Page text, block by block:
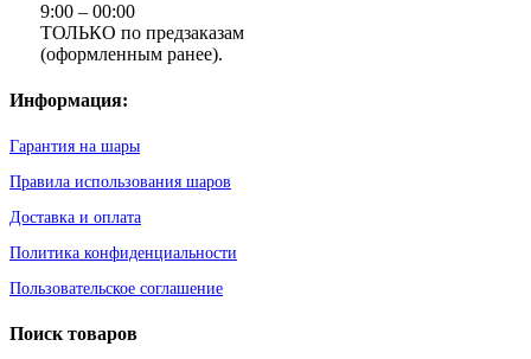
9:00 – 00:00
ТОЛЬКО по предзаказам
(оформленным ранее).
Информация:
Гарантия на шары
Правила использования шаров
Доставка и оплата
Политика конфиденциальности
Пользовательское соглашение
Поиск товаров